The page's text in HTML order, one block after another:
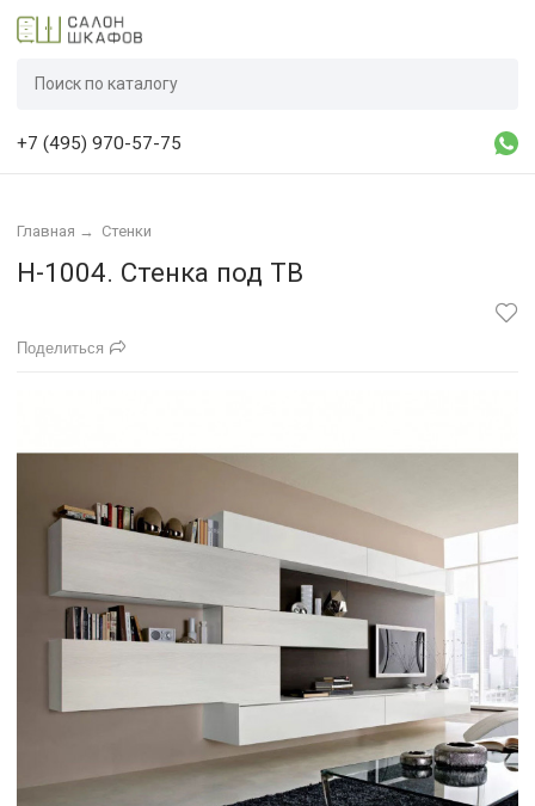
+7 (495) 970-57-75
Главная → Стенки
Н-1004. Стенка под ТВ
Поделиться